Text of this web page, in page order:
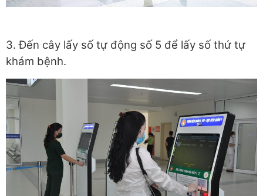
3. Đến cây lấy số tự động số 5 để lấy số thứ tự
khám bệnh.